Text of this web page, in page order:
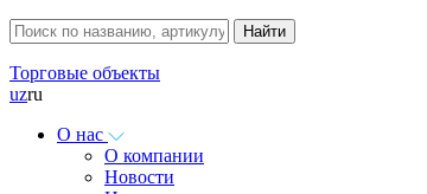
Торговые объекты
uzru
О нас
О компании
Новости